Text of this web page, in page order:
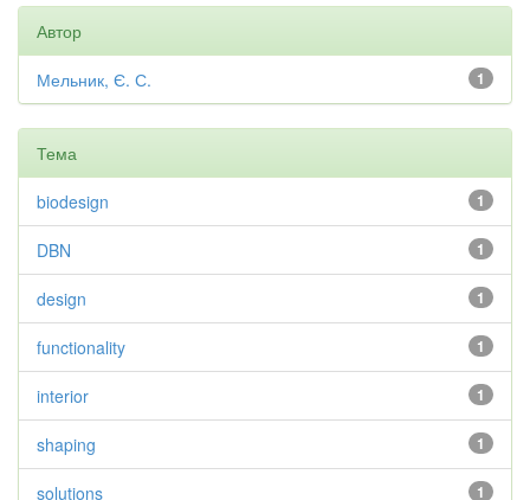
Автор
1
Мельник, Є. С.
Тема
1
biodesign
1
DBN
1
design
1
functionality
1
interior
1
shaping
1
solutions